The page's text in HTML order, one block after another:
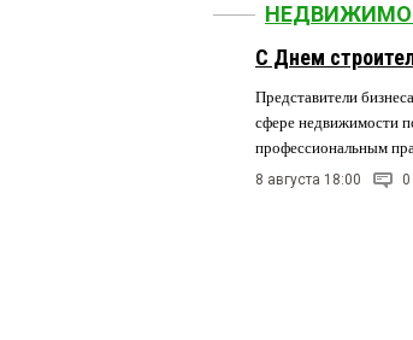
С Днем
Представители
сфере недвижимости
профессиональным
8 августа 18:00 0